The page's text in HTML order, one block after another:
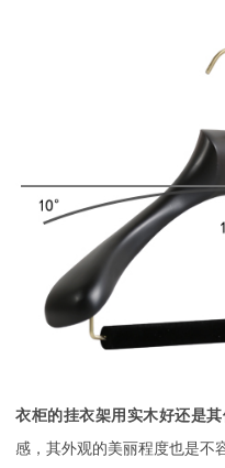
衣柜的挂衣架用实木好还是其
感，其外观的美丽程度也是不